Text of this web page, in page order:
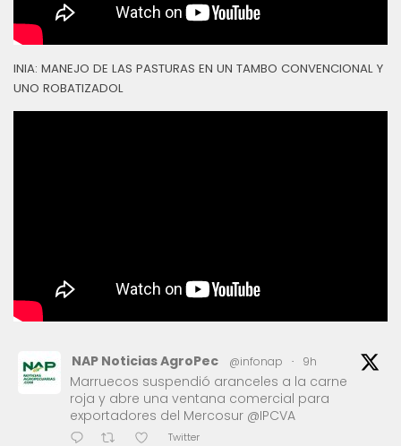
INIA: MANEJO DE LAS PASTURAS EN UN TAMBO CONVENCIONAL Y
UNO ROBATIZADOL
NAP Noticias AgroPec @infonap · 9h
Marruecos suspendió aranceles a la carne
roja y abre una ventana comercial para
exportadores del Mercosur @IPCVA
Twitter